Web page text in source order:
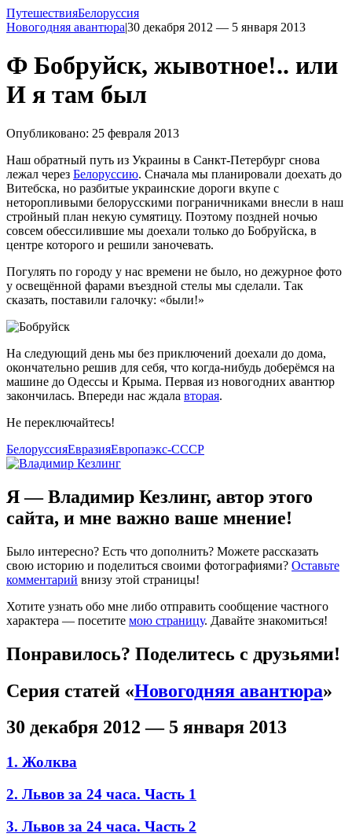
ПутешествияБелоруссия
Новогодняя авантюра|30 декабря 2012 — 5 января 2013
Ф Бобруйск, жывотное!.. или
И я там был
Опубликовано: 25 февраля 2013
Наш обратный путь из Украины в Санкт-Петербург снова
лежал через Белоруссию. Сначала мы планировали доехать до
Витебска, но разбитые украинские дороги вкупе с
неторопливыми белорусскими пограничниками внесли в наш
стройный план некую сумятицу. Поэтому поздней ночью
совсем обессилившие мы доехали только до Бобруйска, в
центре которого и решили заночевать.
Погулять по городу у нас времени не было, но дежурное фото
у освещённой фарами въездной стелы мы сделали. Так
сказать, поставили галочку: «были!»
На следующий день мы без приключений доехали до дома,
окончательно решив для себя, что когда-нибудь доберёмся на
машине до Одессы и Крыма. Первая из новогодних авантюр
закончилась. Впереди нас ждала вторая.
Не переключайтесь!
БелоруссияЕвразияЕвропаэкс-СССР
Я — Владимир Кезлинг, автор этого
сайта, и мне важно ваше мнение!
Было интересно? Есть что дополнить? Можете рассказать
свою историю и поделиться своими фотографиями? Оставьте
комментарий внизу этой страницы!
Хотите узнать обо мне либо отправить сообщение частного
характера — посетите мою страницу. Давайте знакомиться!
Понравилось? Поделитесь с друзьями!
Серия статей «Новогодняя авантюра»
30 декабря 2012 — 5 января 2013
1. Жолква
2. Львов за 24 часа. Часть 1
3. Львов за 24 часа. Часть 2